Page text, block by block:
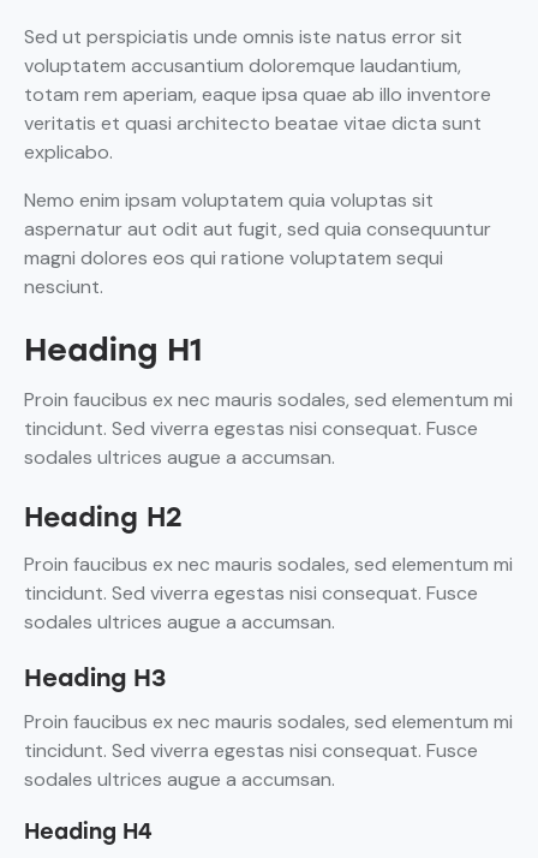
Sed ut perspiciatis unde omnis iste natus error sit
voluptatem accusantium doloremque laudantium,
totam rem aperiam, eaque ipsa quae ab illo inventore
veritatis et quasi architecto beatae vitae dicta sunt
explicabo.
Nemo enim ipsam voluptatem quia voluptas sit
aspernatur aut odit aut fugit, sed quia consequuntur
magni dolores eos qui ratione voluptatem sequi
nesciunt.
Heading H1
Proin faucibus ex nec mauris sodales, sed elementum mi
tincidunt. Sed viverra egestas nisi consequat. Fusce
sodales ultrices augue a accumsan.
Heading H2
Proin faucibus ex nec mauris sodales, sed elementum mi
tincidunt. Sed viverra egestas nisi consequat. Fusce
sodales ultrices augue a accumsan.
Heading H3
Proin faucibus ex nec mauris sodales, sed elementum mi
tincidunt. Sed viverra egestas nisi consequat. Fusce
sodales ultrices augue a accumsan.
Heading H4